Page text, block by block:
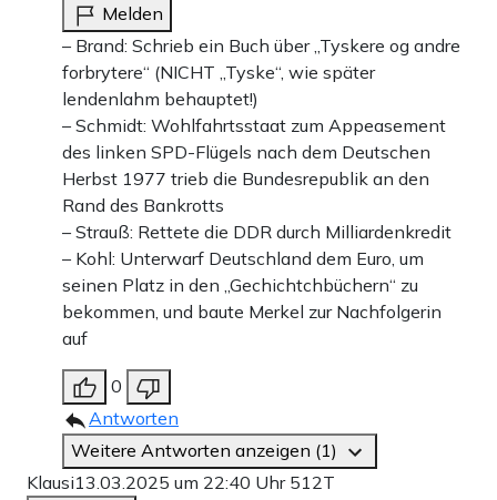
Melden
– Brand: Schrieb ein Buch über „Tyskere og andre
forbrytere“ (NICHT „Tyske“, wie später
lendenlahm behauptet!)
– Schmidt: Wohlfahrtsstaat zum Appeasement
des linken SPD-Flügels nach dem Deutschen
Herbst 1977 trieb die Bundesrepublik an den
Rand des Bankrotts
– Strauß: Rettete die DDR durch Milliardenkredit
– Kohl: Unterwarf Deutschland dem Euro, um
seinen Platz in den „Gechichtchbüchern“ zu
bekommen, und baute Merkel zur Nachfolgerin
auf
0
Antworten
Weitere Antworten anzeigen (1)
Klausi13.03.2025 um 22:40 Uhr 512T